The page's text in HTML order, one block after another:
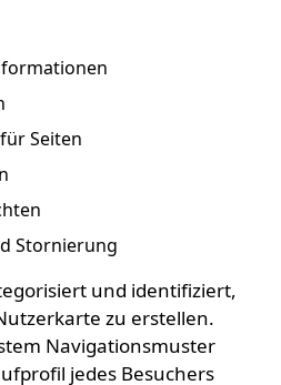
Seiten
Stornierung
und identifiziert,
zu erstellen.
Navigationsmuster
jedes Besuchers